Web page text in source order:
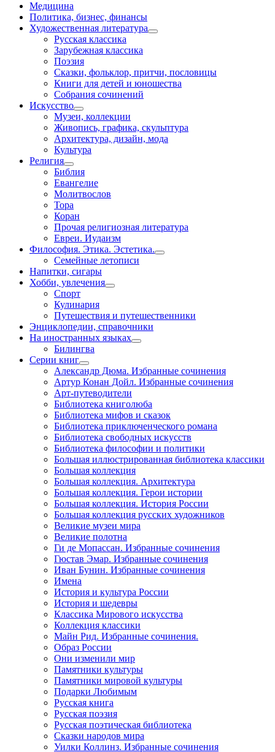
Медицина
Политика, бизнес, финансы
Художественная литература
Русская классика
Зарубежная классика
Поэзия
Сказки, фольклор, притчи, пословицы
Книги для детей и юношества
Собрания сочинений
Искусство
Музеи, коллекции
Живопись, графика, скульптура
Архитектура, дизайн, мода
Культура
Религия
Библия
Евангелие
Молитвослов
Тора
Коран
Прочая религиозная литература
Евреи. Иудаизм
Философия. Этика. Эстетика.
Семейные летописи
Напитки, сигары
Хобби, увлечения
Спорт
Кулинария
Путешествия и путешественники
Энциклопедии, справочники
На иностранных языках
Билингва
Серии книг
Александр Дюма. Избранные сочинения
Артур Конан Дойл. Избранные сочинения
Арт-путеводители
Библиотека книголюба
Библиотека мифов и сказок
Библиотека приключенческого романа
Библиотека свободных искусств
Библиотека философии и политики
Большая иллюстрированная библиотека классики
Большая коллекция
Большая коллекция. Архитектура
Большая коллекция. Герои истории
Большая коллекция. История России
Большая коллекция русских художников
Великие музеи мира
Великие полотна
Ги де Мопассан. Избранные сочинения
Гюстав Эмар. Избранные сочинения
Иван Бунин. Избранные сочинения
Имена
История и культура России
История и шедевры
Классика Мирового искусства
Коллекция классики
Майн Рид. Избранные сочинения.
Образ России
Они изменили мир
Памятники культуры
Памятники мировой культуры
Подарки Любимым
Русская книга
Русская поэзия
Русская поэтическая библиотека
Сказки народов мира
Уилки Коллинз. Избранные сочинения